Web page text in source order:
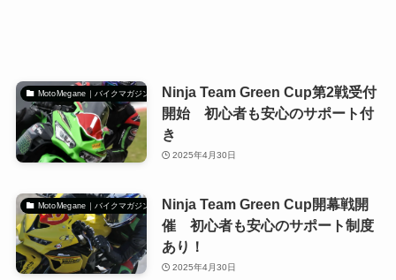
MotoMegane｜バイクマガジン
Ninja Team Green Cup第2戦受付
開始 初心者も安心のサポート付
き
2025年4月30日
MotoMegane｜バイクマガジン
Ninja Team Green Cup開幕戦開
催 初心者も安心のサポート制度
あり！
2025年4月30日